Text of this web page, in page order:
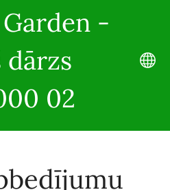
-
dārzs
02